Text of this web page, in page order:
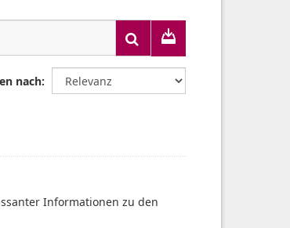
nach
Informationen zu den